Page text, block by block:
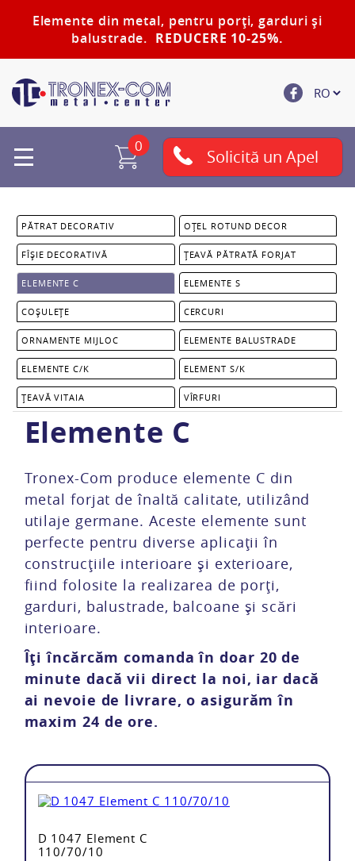
Elemente din metal, pentru porți, garduri și
balustrade. REDUCERE 10-25%.
0
Solicită un Apel
PĂTRAT DECORATIV OȚEL ROTUND DECOR
FÎȘIE DECORATIVĂ ȚEAVĂ PĂTRATĂ FORJAT
ELEMENTE C ELEMENTE S
COȘULEȚE CERCURI
ORNAMENTE MIJLOC ELEMENTE BALUSTRADE
ELEMENTE C/K ELEMENT S/K
ȚEAVĂ VITAIA VÎRFURI
Elemente C
Tronex-Com produce elemente C din
metal forjat de înaltă calitate, utilizând
utilaje germane. Aceste elemente sunt
perfecte pentru diverse aplicații în
construcțiile interioare și exterioare,
fiind folosite la realizarea de porți,
garduri, balustrade, balcoane și scări
interioare.
Îți încărcăm comanda în doar 20 de
minute dacă vii direct la noi, iar dacă
ai nevoie de livrare, o asigurăm în
maxim 24 de ore.
D 1047 Element C
110/70/10